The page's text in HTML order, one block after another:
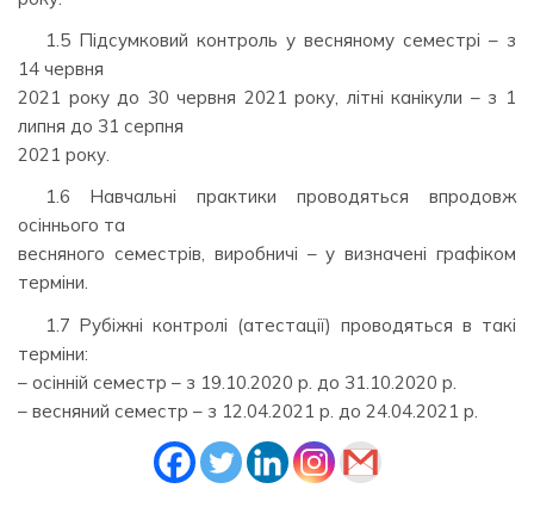
1.5 Підсумковий контроль у весняному семестрі – з
14 червня
2021 року до 30 червня 2021 року, літні канікули – з 1
липня до 31 серпня
2021 року.
1.6 Навчальні практики проводяться впродовж
осіннього та
весняного семестрів, виробничі – у визначені графіком
терміни.
1.7 Рубіжні контролі (атестації) проводяться в такі
терміни:
– осінній семестр – з 19.10.2020 р. до 31.10.2020 р.
– весняний семестр – з 12.04.2021 р. до 24.04.2021 р.